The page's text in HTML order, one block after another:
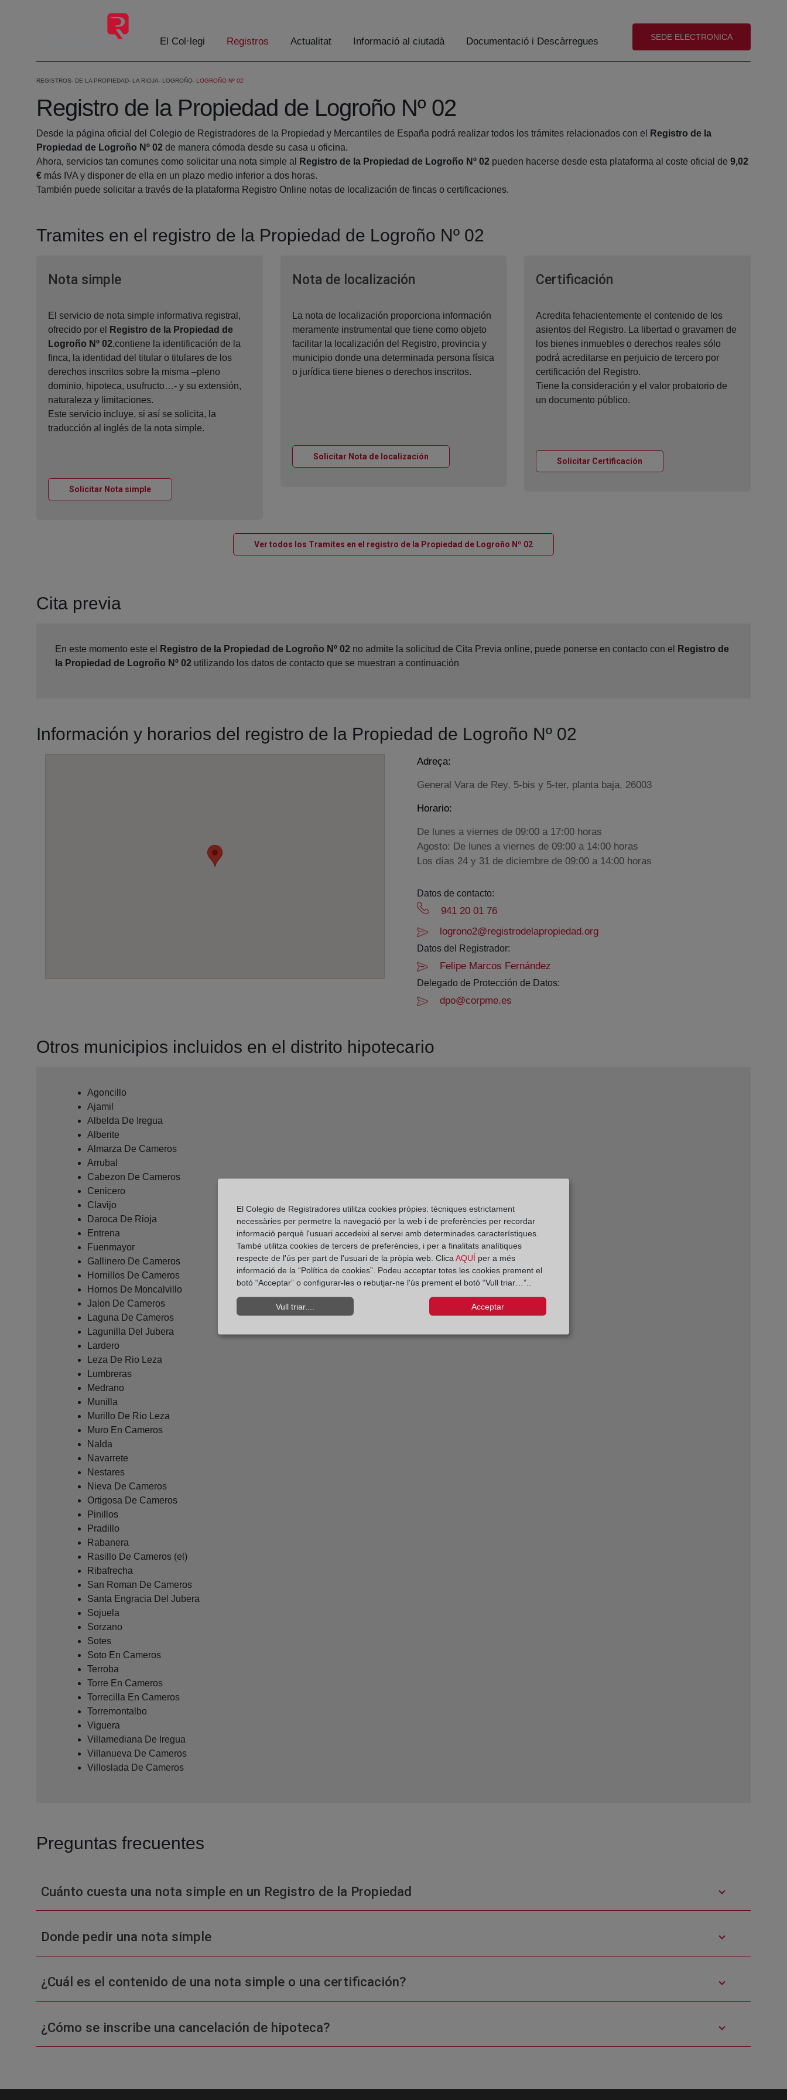
Salta al contingut principal
El Col·legi Registros Actualitat Informació al ciutadà Documentació i Descàrregues (abre en nueva ventana)
SEDE ELECTRONICA
REGISTROS DE LA PROPIEDAD LA RIOJA LOGROÑO LOGROÑO Nº 02
Registro de la Propiedad de Logroño Nº 02
Desde la página oficial del Colegio de Registradores de la Propiedad y Mercantiles de España podrá realizar todos los trámites relacionados con el
Registro de la
Propiedad de Logroño Nº 02 de manera cómoda desde su casa u oficina.
Ahora, servicios tan comunes como solicitar una nota simple al
Registro de la Propiedad de Logroño Nº 02 pueden hacerse desde esta plataforma al coste oficial de 9,02
€ más IVA y disponer de ella en un plazo medio inferior a dos horas.
También puede solicitar a través de la plataforma Registro Online notas de localización de fincas o certificaciones.
Tramites en el registro de la Propiedad de Logroño Nº 02
Nota simpleVentana nueva
El servicio de nota simple informativa registral,
ofrecido por el
Registro de la Propiedad de
Logroño Nº 02,contiene la identificación de la
finca, la identidad del titular o titulares de los
derechos inscritos sobre la misma –pleno
dominio, hipoteca, usufructo…- y su extensión,
naturaleza y limitaciones.
Este servicio incluye, si así se solicita, la
traducción al inglés de la nota simple.
Solicitar Nota simpleVentana nueva
Nota de localizaciónVentana nueva
La nota de localización proporciona información
meramente instrumental que tiene como objeto
facilitar la localización del Registro, provincia y
municipio donde una determinada persona física
o jurídica tiene bienes o derechos inscritos.
Solicitar Nota de localizaciónVentana nueva
Certificación
Acredita fehacientemente el contenido de los
asientos del Registro. La libertad o gravamen de
los bienes inmuebles o derechos reales sólo
podrá acreditarse en perjuicio de tercero por
certificación del Registro.
Tiene la consideración y el valor probatorio de
un documento público.
Solicitar Certificación
Ver todos los Tramites en el registro de la Propiedad de Logroño Nº 02
Cita previa
En este momento este el Registro de la Propiedad de Logroño Nº 02 no admite la solicitud de Cita Previa online, puede ponerse en contacto con el
Registro de
la Propiedad de Logroño Nº 02 utilizando los datos de contacto que se muestran a continuación
Información y horarios del registro de la Propiedad de Logroño Nº 02
Adreça:
General Vara de Rey, 5-bis y 5-ter, planta baja, 26003
Horario:
De lunes a viernes de 09:00 a 17:00 horas
Agosto: De lunes a viernes de 09:00 a 14:00 horas
Los días 24 y 31 de diciembre de 09:00 a 14:00 horas
Datos de contacto:
941 20 01 76
logrono2@registrodelapropiedad.org
Datos del Registrador:
Felipe Marcos Fernández
Delegado de Protección de Datos:
dpo@corpme.es
Otros municipios incluidos en el distrito hipotecario
Agoncillo
Ajamil
Albelda De Iregua
Alberite
Almarza De Cameros
Arrubal
Cabezon De Cameros
Cenicero
Clavijo
Daroca De Rioja
Entrena
Fuenmayor
Gallinero De Cameros
Hornillos De Cameros
Hornos De Moncalvillo
Jalon De Cameros
Laguna De Cameros
Lagunilla Del Jubera
Lardero
Leza De Rio Leza
Lumbreras
Medrano
Munilla
Murillo De Rio Leza
Muro En Cameros
Nalda
Navarrete
Nestares
Nieva De Cameros
Ortigosa De Cameros
Pinillos
Pradillo
Rabanera
Rasillo De Cameros (el)
Ribafrecha
San Roman De Cameros
Santa Engracia Del Jubera
Sojuela
Sorzano
Sotes
Soto En Cameros
Terroba
Torre En Cameros
Torrecilla En Cameros
Torremontalbo
Viguera
Villamediana De Iregua
Villanueva De Cameros
Villoslada De Cameros
Preguntas frecuentes
Cuánto cuesta una nota simple en un Registro de la Propiedad
Donde pedir una nota simple
¿Cuál es el contenido de una nota simple o una certificación?
¿Cómo se inscribe una cancelación de hipoteca?
El Colegio de Registradores utilitza cookies pròpies: tècniques estrictament
necessàries per permetre la navegació per la web i de preferències per recordar
informació perquè l'usuari accedeixi al servei amb determinades característiques.
També utilitza cookies de tercers de preferències, i per a finalitats analítiques
respecte de l'ús per part de l'usuari de la pròpia web. Clica AQUÍ per a més
informació de la “Política de cookies”. Podeu acceptar totes les cookies prement el
botó “Acceptar” o configurar-les o rebutjar-ne l'ús prement el botó “Vull triar…”..
Vull triar.... Acceptar